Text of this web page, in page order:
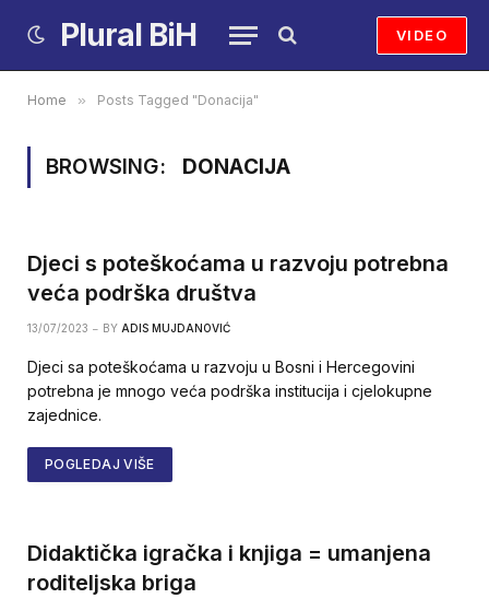
Plural BiH VIDEO
Home » Posts Tagged "Donacija"
BROWSING: DONACIJA
Djeci s poteškoćama u razvoju potrebna
veća podrška društva
13/07/2023 BY ADIS MUJDANOVIĆ
Djeci sa poteškoćama u razvoju u Bosni i Hercegovini
potrebna je mnogo veća podrška institucija i cjelokupne
zajednice.
POGLEDAJ VIŠE
Didaktička igračka i knjiga = umanjena
roditeljska briga